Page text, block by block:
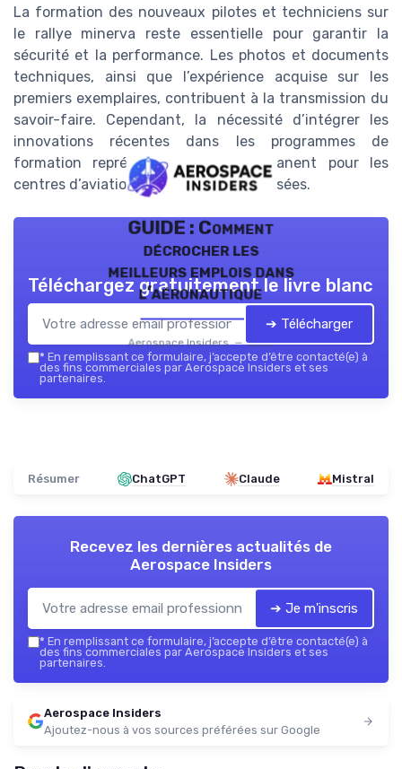
La formation des nouveaux pilotes et techniciens sur
le rallye minerva reste essentielle pour garantir la
sécurité et la performance. Les photos et documents
techniques, ainsi que l’expérience acquise sur les
premiers exemplaires, contribuent à la transmission du
savoir-faire. Cependant, la nécessité d’intégrer les
innovations récentes dans les programmes de
formation représente un défi permanent pour les
centres d’aviation et les écoles spécialisées.
GUIDE : Comment
décrocher les
meilleurs emplois dans
l’aéronautique
Aerospace Insiders — 2026
Téléchargez gratuitement le livre blanc
➔ Télécharger
* En remplissant ce formulaire, j’accepte d’être contacté(e) à
des fins commerciales par Aerospace Insiders et ses
partenaires.
Résumer ChatGPT Claude Mistral
Recevez les dernières actualités de
Aerospace Insiders
➔ Je m'inscris
* En remplissant ce formulaire, j’accepte d’être contacté(e) à
des fins commerciales par Aerospace Insiders et ses
partenaires.
Aerospace Insiders
Ajoutez-nous à vos sources préférées sur Google